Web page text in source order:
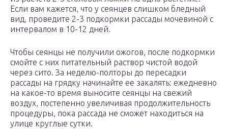
Если вам кажется, что у сеянцев слишком бледный
вид, проведите 2-3 подкормки рассады мочевиной с
интервалом в 10-12 дней.
Чтобы сеянцы не получили ожогов, после подкормки
смойте с них питательный раствор чистой водой
через сито. За неделю-полторы до пересадки
рассады на грядку начинайте ее закалять: ежедневно
на какое-то время выносите сеянцы на свежий
воздух, постепенно увеличивая продолжительность
процедуры, пока рассада не сможет находиться на
улице круглые сутки.